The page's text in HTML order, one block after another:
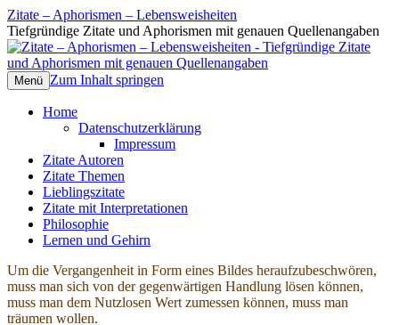
Zitate – Aphorismen – Lebensweisheiten
Tiefgründige Zitate und Aphorismen mit genauen Quellenangaben
Menü Zum Inhalt springen
Home
Datenschutzerklärung
Impressum
Zitate Autoren
Zitate Themen
Lieblingszitate
Zitate mit Interpretationen
Philosophie
Lernen und Gehirn
Um die Vergangenheit in Form eines Bildes heraufzubeschwören,
muss man sich von der gegenwärtigen Handlung lösen können,
muss man dem Nutzlosen Wert zumessen können, muss man
träumen wollen.